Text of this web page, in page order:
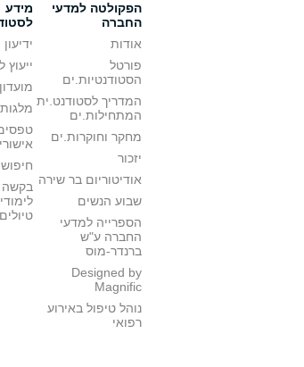
הפקולטה למדעי
החברה
אודות
פורטל
הסטודנטיות.ים
המדריך לסטודנט.ית
המתחילות.ים
מחקר וחוקרות.ים
יזכור
אודיטוריום בר שירה
שבוע הנשים
הספרייה למדעי
החברה ע"ש
ברנדר-מוס
Designed by
Magnific
נוהל טיפול באירוע
רפואי
מידע
ידיעון
ייעוץ
מלגות
בקשה